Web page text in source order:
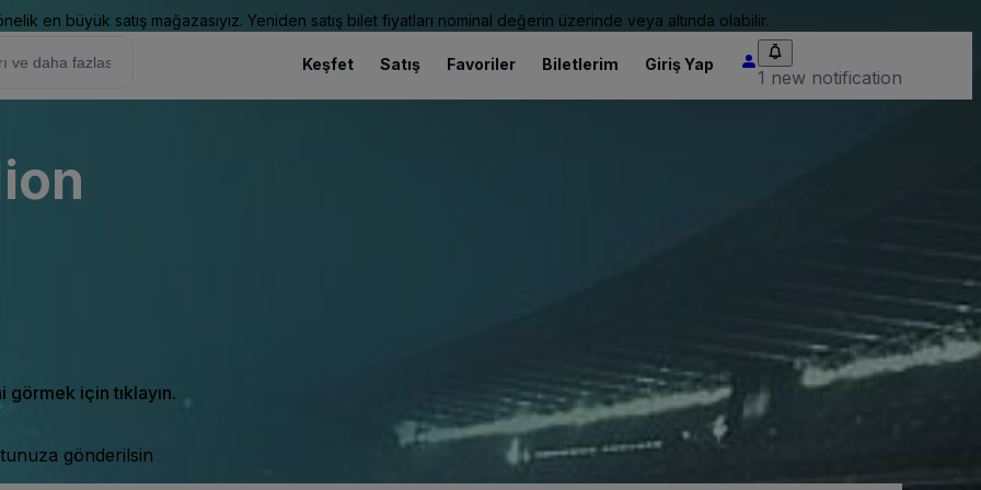
en büyük satış mağazasıyız. Yeniden satış bilet fiyatları nominal değerin üzerinde veya altında olabilir.
Keşfet Satış Favoriler Biletlerim Giriş Yap
1 new notification
için tıklayın.
gönderilsin